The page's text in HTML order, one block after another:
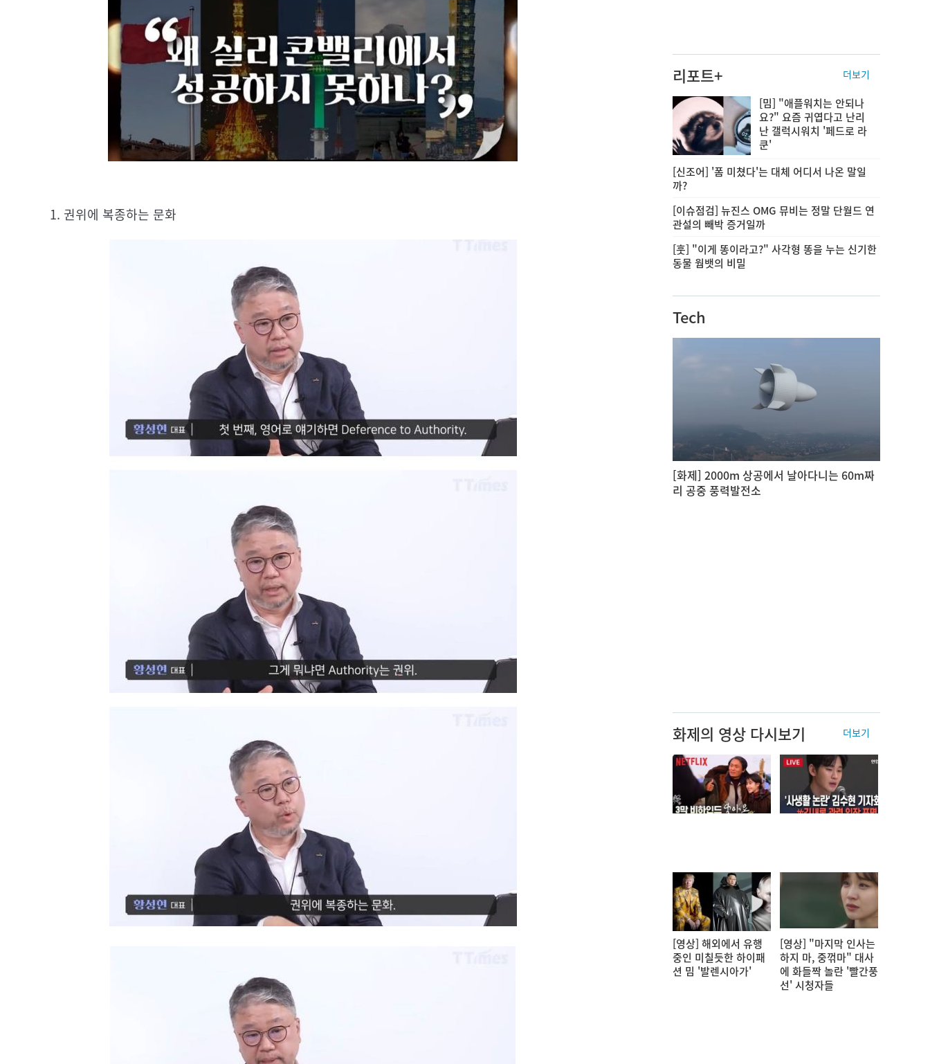
1. 권위에 복종하는 문화
리포트+ 더보기
[밈] "애플워치는 안되나
요?" 요즘 귀엽다고 난리
난 갤럭시워치 '페드로 라
쿤'
[신조어] '폼 미쳤다'는 대체 어디서 나온 말일
까?
[이슈점검] 뉴진스 OMG 뮤비는 정말 단월드 연
관설의 빼박 증거일까
[훗] "이게 똥이라고?" 사각형 똥을 누는 신기한
동물 웜뱃의 비밀
Tech
[화제] 2000m 상공에서 날아다니는 60m짜
리 공중 풍력발전소
화제의 영상 다시보기 더보기
[영상] 해외에서 유행
중인 미칠듯한 하이패
션 밈 '발렌시아가'
[영상] "마지막 인사는
하지 마, 중꺾마" 대사
에 화들짝 놀란 '빨간풍
선' 시청자들